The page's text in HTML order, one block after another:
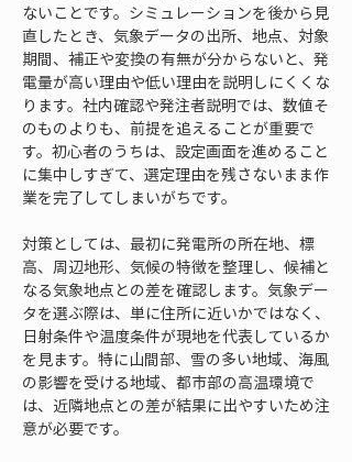
ないことです。シミュレーションを後から見
直したとき、気象データの出所、地点、対象
期間、補正や変換の有無が分からないと、発
電量が高い理由や低い理由を説明しにくくな
ります。社内確認や発注者説明では、数値そ
のものよりも、前提を追えることが重要で
す。初心者のうちは、設定画面を進めること
に集中しすぎて、選定理由を残さないまま作
業を完了してしまいがちです。
対策としては、最初に発電所の所在地、標
高、周辺地形、気候の特徴を整理し、候補と
なる気象地点との差を確認します。気象デー
タを選ぶ際は、単に住所に近いかではなく、
日射条件や温度条件が現地を代表しているか
を見ます。特に山間部、雪の多い地域、海風
の影響を受ける地域、都市部の高温環境で
は、近隣地点との差が結果に出やすいため注
意が必要です。